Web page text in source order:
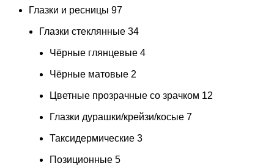
Глазки и ресницы 97
Глазки стеклянные 34
Чёрные глянцевые 4
Чёрные матовые 2
Цветные прозрачные со зрачком 12
Глазки дурашки/крейзи/косые 7
Таксидермические 3
Позиционные 5